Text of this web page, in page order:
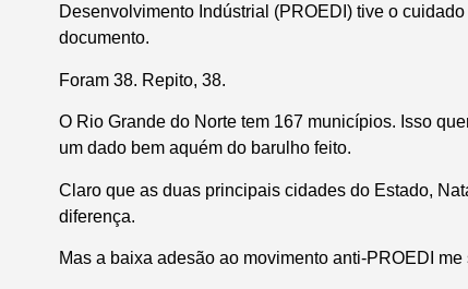
Desenvolvimento Indústrial (PROEDI) tive o
documento.
Foram 38. Repito, 38.
O Rio Grande do Norte tem 167 municípios. Isso
um dado bem aquém do barulho feito.
Claro que as duas principais cidades do Estado,
diferença.
Mas a baixa adesão ao movimento anti-PROEDI me